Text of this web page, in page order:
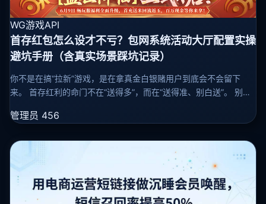
WG游戏API
首存红包怎么设才不亏？包网系统活动大厅配置实操
避坑手册（含真实场景踩坑记录）
你不是在搞“拉新”游戏，是在拿真金白银赌用户到底会不会留下
来。 首存红利的命门不在“送得多”，而在“送得准、别白送”。 别信
活动
管理员 456